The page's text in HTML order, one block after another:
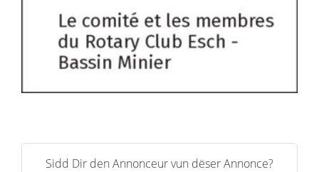
Sidd Dir den Annonceur vun dëser Annonce?